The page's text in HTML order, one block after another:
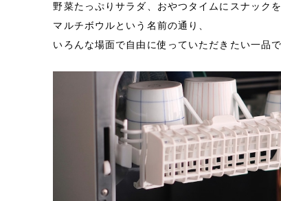
野菜たっぷりサラダ、おやつタイムにスナック
マルチボウルという名前の通り、
いろんな場面で自由に使っていただきたい一品